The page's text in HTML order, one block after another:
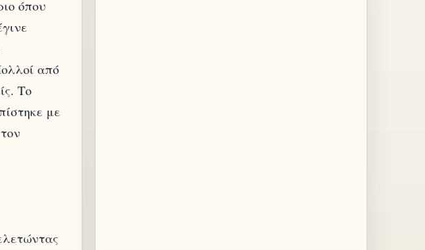
όπου
από
Το
με